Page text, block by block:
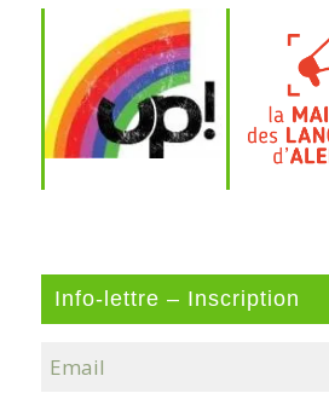
Info-lettre – Inscription